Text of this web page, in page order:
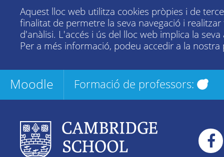
Aquest lloc web utilitza cookies pròpies i de
finalitat de permetre la seva navegació i realitzar
d'anàlisi. L'accés i ús del lloc web implica la seva
Per a més informació, podeu accedir a la nostra
Moodle Formació de professors: